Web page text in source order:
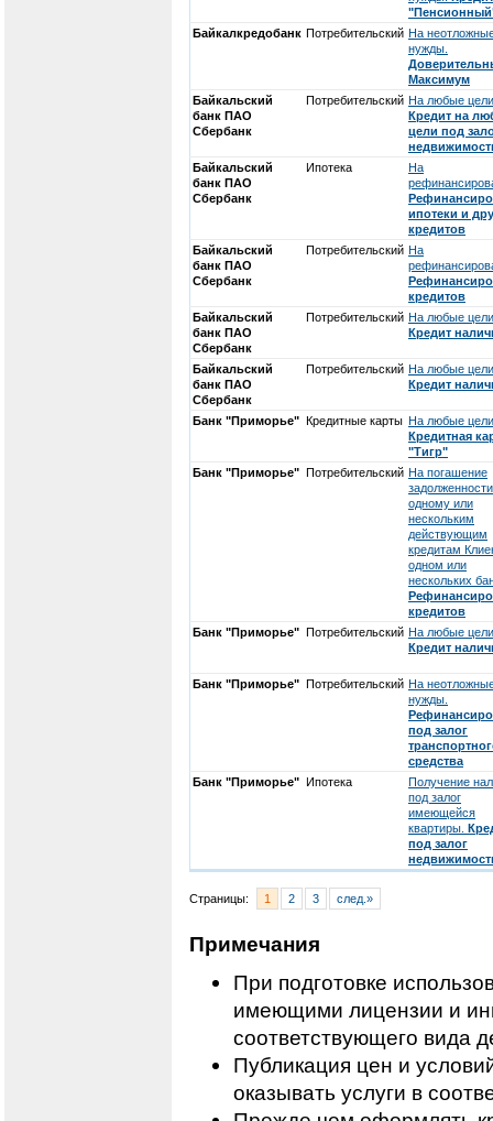
Байкалкредобанк Потребительский На
нужды.
Максимум
Байкальский
банк ПАО
Сбербанк
Потребительский На любые
Кредит на
цели под
Байкальский
банк ПАО
Сбербанк
Ипотека
На
ипотеки и
кредитов
Байкальский
банк ПАО
Сбербанк
Потребительский На
кредитов
Байкальский
банк ПАО
Сбербанк
Потребительский На любые
Кредит
Байкальский
банк ПАО
Сбербанк
Потребительский На любые
Кредит
Банк "Приморье" Кредитные карты На любые
Кредитная
"Тигр"
Банк "Приморье" Потребительский На погашение
одному или
нескольким
действующим
кредитам
одном или
нескольких
кредитов
Банк "Приморье" Потребительский На любые
Кредит
Банк "Приморье" Потребительский На
нужды.
под залог
средства
Банк "Приморье" Ипотека
Получение
под залог
имеющейся
квартиры.
под залог
Страницы: 1 2 3 след.»
Примечания
При подготовке
имеющими лицензии и
соответствующего вида
Публикация цен и
оказывать услуги в